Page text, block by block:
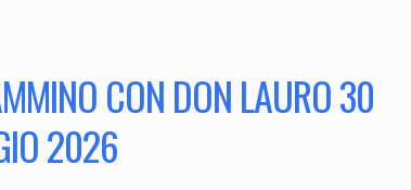
CON DON LAURO 30
2026